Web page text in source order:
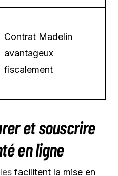
Contrat Madelin
avantageux
fiscalement
et souscrire
en ligne
facilitent la mise en